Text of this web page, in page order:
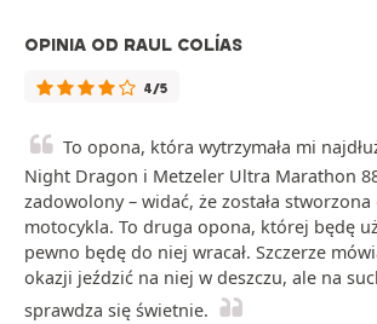
OPINIA OD RAUL COLÍAS
4/5
To opona, która wytrzymała mi
Night Dragon i Metzeler Ultra Marathon
zadowolony – widać, że została
motocykla. To druga opona, której będę
pewno będę do niej wracał. Szczerze
okazji jeździć na niej w deszczu, ale na
sprawdza się świetnie.